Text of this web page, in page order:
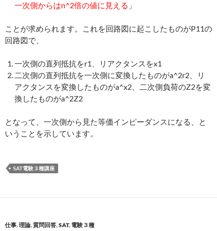
一次側からはn^2倍の値に見える 」
ことが求められます。これを回路図に起こしたものがP11の
回路図で、
一次側の直列抵抗をr1、リアクタンスをx1
二次側の直列抵抗を一次側に変換したものがa^2r2、リ
アクタンスを変換したものがa^x2、二次側負荷のZ2を変
換したものがa^2Z2
となって、一次側から見た等価インピーダンスになる、と
いうことを示しています。
SAT電験３種講座
仕事,理論,質問回答,SAT, 電験３種